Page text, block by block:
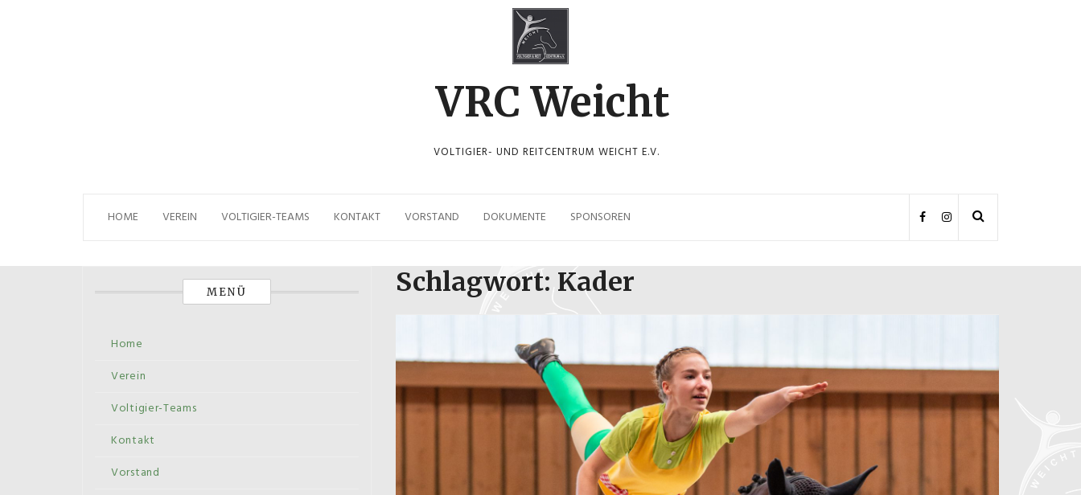
VRC Weicht
VOLTIGIER- UND REITCENTRUM WEICHT E.V.
HOME VEREIN VOLTIGIER-TEAMS KONTAKT VORSTAND DOKUMENTE SPONSOREN
Schlagwort: Kader
MENÜ
Home
Verein
Voltigier-Teams
Kontakt
Vorstand